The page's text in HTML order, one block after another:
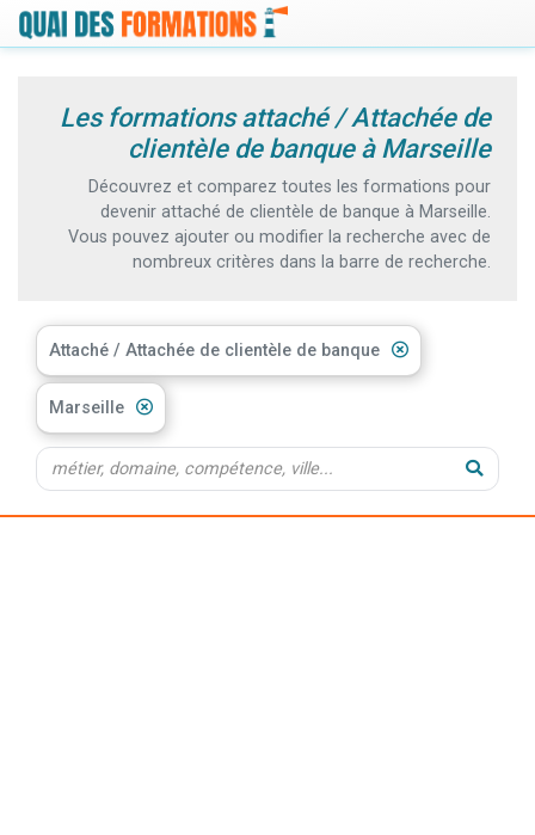
Les formations attaché / Attachée de
clientèle de banque à Marseille
Découvrez et comparez toutes les formations pour
devenir attaché de clientèle de banque à Marseille.
Vous pouvez ajouter ou modifier la recherche avec de
nombreux critères dans la barre de recherche.
Attaché / Attachée de clientèle de banque
Marseille